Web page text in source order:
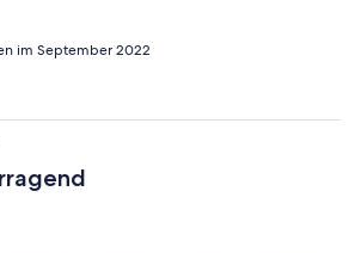
im September 2022